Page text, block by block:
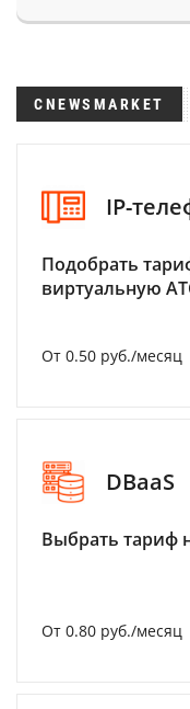
CNEWSMARKET
IP-
Подобрать
виртуальную
От 0.50 руб./месяц
DBaaS
Выбрать тариф
От 0.80 руб./месяц